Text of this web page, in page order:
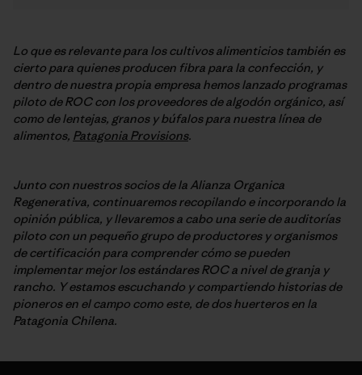
Lo que es relevante para los cultivos alimenticios también es
cierto para quienes producen fibra para la confección, y
dentro de nuestra propia empresa hemos lanzado programas
piloto de ROC con los proveedores de algodón orgánico, así
como de lentejas, granos y búfalos para nuestra línea de
alimentos, Patagonia Provisions.
Junto con nuestros socios de la Alianza Organica
Regenerativa, continuaremos recopilando e incorporando la
opinión pública, y llevaremos a cabo una serie de auditorías
piloto con un pequeño grupo de productores y organismos
de certificación para comprender cómo se pueden
implementar mejor los estándares ROC a nivel de granja y
rancho. Y estamos escuchando y compartiendo historias de
pioneros en el campo como este, de dos huerteros en la
Patagonia Chilena.